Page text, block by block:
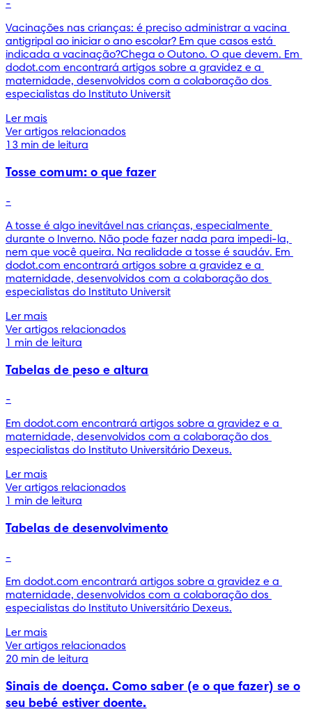
-
Vacinações nas crianças: é preciso administrar a vacina
antigripal ao iniciar o ano escolar? Em que casos está
indicada a vacinação?Chega o Outono. O que devem. Em
dodot.com encontrará artigos sobre a gravidez e a
maternidade, desenvolvidos com a colaboração dos
especialistas do Instituto Universit
Ler mais
Ver artigos relacionados
13 min de leitura
Tosse comum: o que fazer
-
A tosse é algo inevitável nas crianças, especialmente
durante o Inverno. Não pode fazer nada para impedi-la,
nem que você queira. Na realidade a tosse é saudáv. Em
dodot.com encontrará artigos sobre a gravidez e a
maternidade, desenvolvidos com a colaboração dos
especialistas do Instituto Universit
Ler mais
Ver artigos relacionados
1 min de leitura
Tabelas de peso e altura
-
Em dodot.com encontrará artigos sobre a gravidez e a
maternidade, desenvolvidos com a colaboração dos
especialistas do Instituto Universitário Dexeus.
Ler mais
Ver artigos relacionados
1 min de leitura
Tabelas de desenvolvimento
-
Em dodot.com encontrará artigos sobre a gravidez e a
maternidade, desenvolvidos com a colaboração dos
especialistas do Instituto Universitário Dexeus.
Ler mais
Ver artigos relacionados
20 min de leitura
Sinais de doença. Como saber (e o que fazer) se o
seu bebé estiver doente.